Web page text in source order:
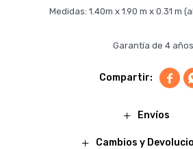
Medidas: 1.40m x 1.90 m x 0.31 m
Garantía de 4 años

Envíos
Cambios y